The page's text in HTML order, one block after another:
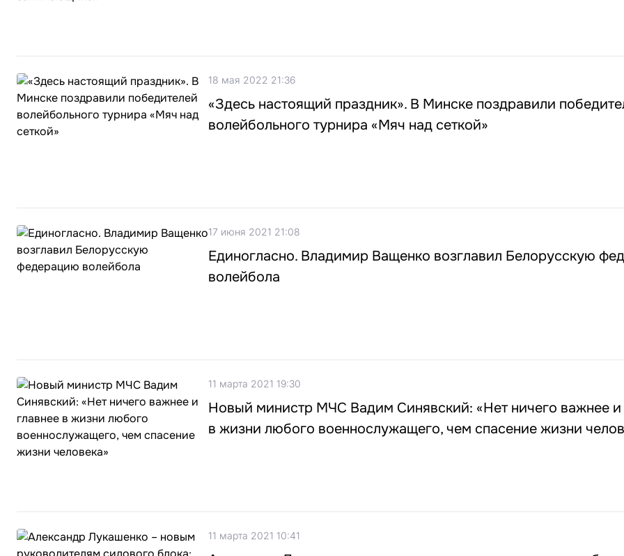
18 мая 2022 21:36
«Здесь настоящий праздник». В Минске поздравили
волейбольного турнира «Мяч над сеткой»
17 июня 2021 21:08
Единогласно. Владимир Ващенко возглавил Белорусскую
волейбола
11 марта 2021 19:30
Новый министр МЧС Вадим Синявский: «Нет ничего важнее и
в жизни любого военнослужащего, чем спасение жизни
11 марта 2021 10:41